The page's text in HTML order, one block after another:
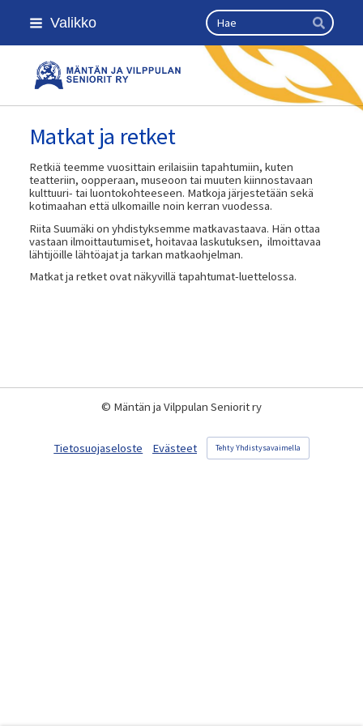
Siirry
sivun
Valikko Haku
Hae
Kansallinen senioriliitto
Matkat ja retket
Retkiä teemme vuosittain erilaisiin tapahtumiin, kuten
teatteriin, oopperaan, museoon tai muuten kiinnostavaan
kulttuuri- tai luontokohteeseen. Matkoja järjestetään sekä
kotimaahan että ulkomaille noin kerran vuodessa.
Riita Suumäki on yhdistyksemme matkavastaava. Hän ottaa
vastaan ilmoittautumiset, hoitavaa laskutuksen, ilmoittavaa
lähtijöille lähtöajat ja tarkan matkaohjelman.
Matkat ja retket ovat näkyvillä tapahtumat-luettelossa.
© Mäntän ja Vilppulan Seniorit ry
Tietosuojaseloste Evästeet Tehty Yhdistysavaimella